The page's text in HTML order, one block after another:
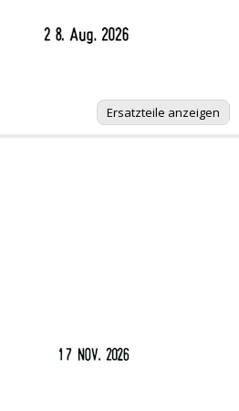
Ersatzteile anzeigen